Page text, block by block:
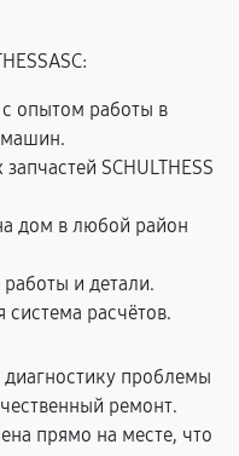
опытом работы в
машин.
SCHULTHESS
дом в любой район
и детали.
расчётов.
проблемы
ремонт.
прямо на месте, что